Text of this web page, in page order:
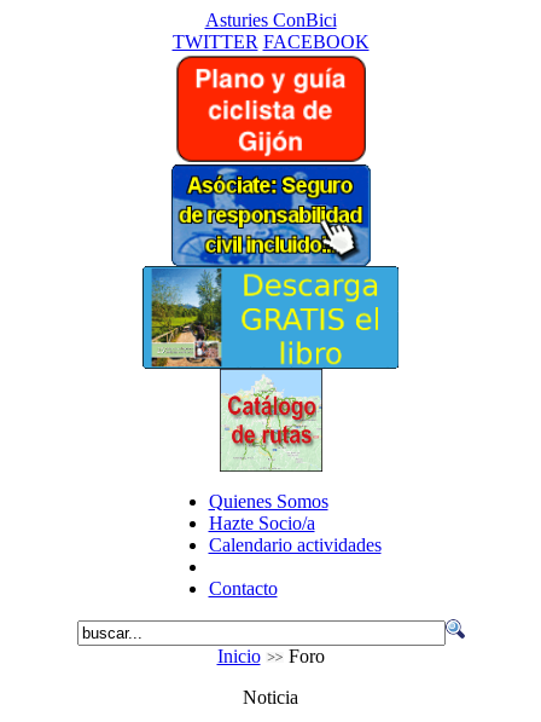
Asturies ConBici
TWITTER FACEBOOK
Quienes Somos
Hazte Socio/a
Calendario actividades
Contacto
Inicio
Foro
Noticia